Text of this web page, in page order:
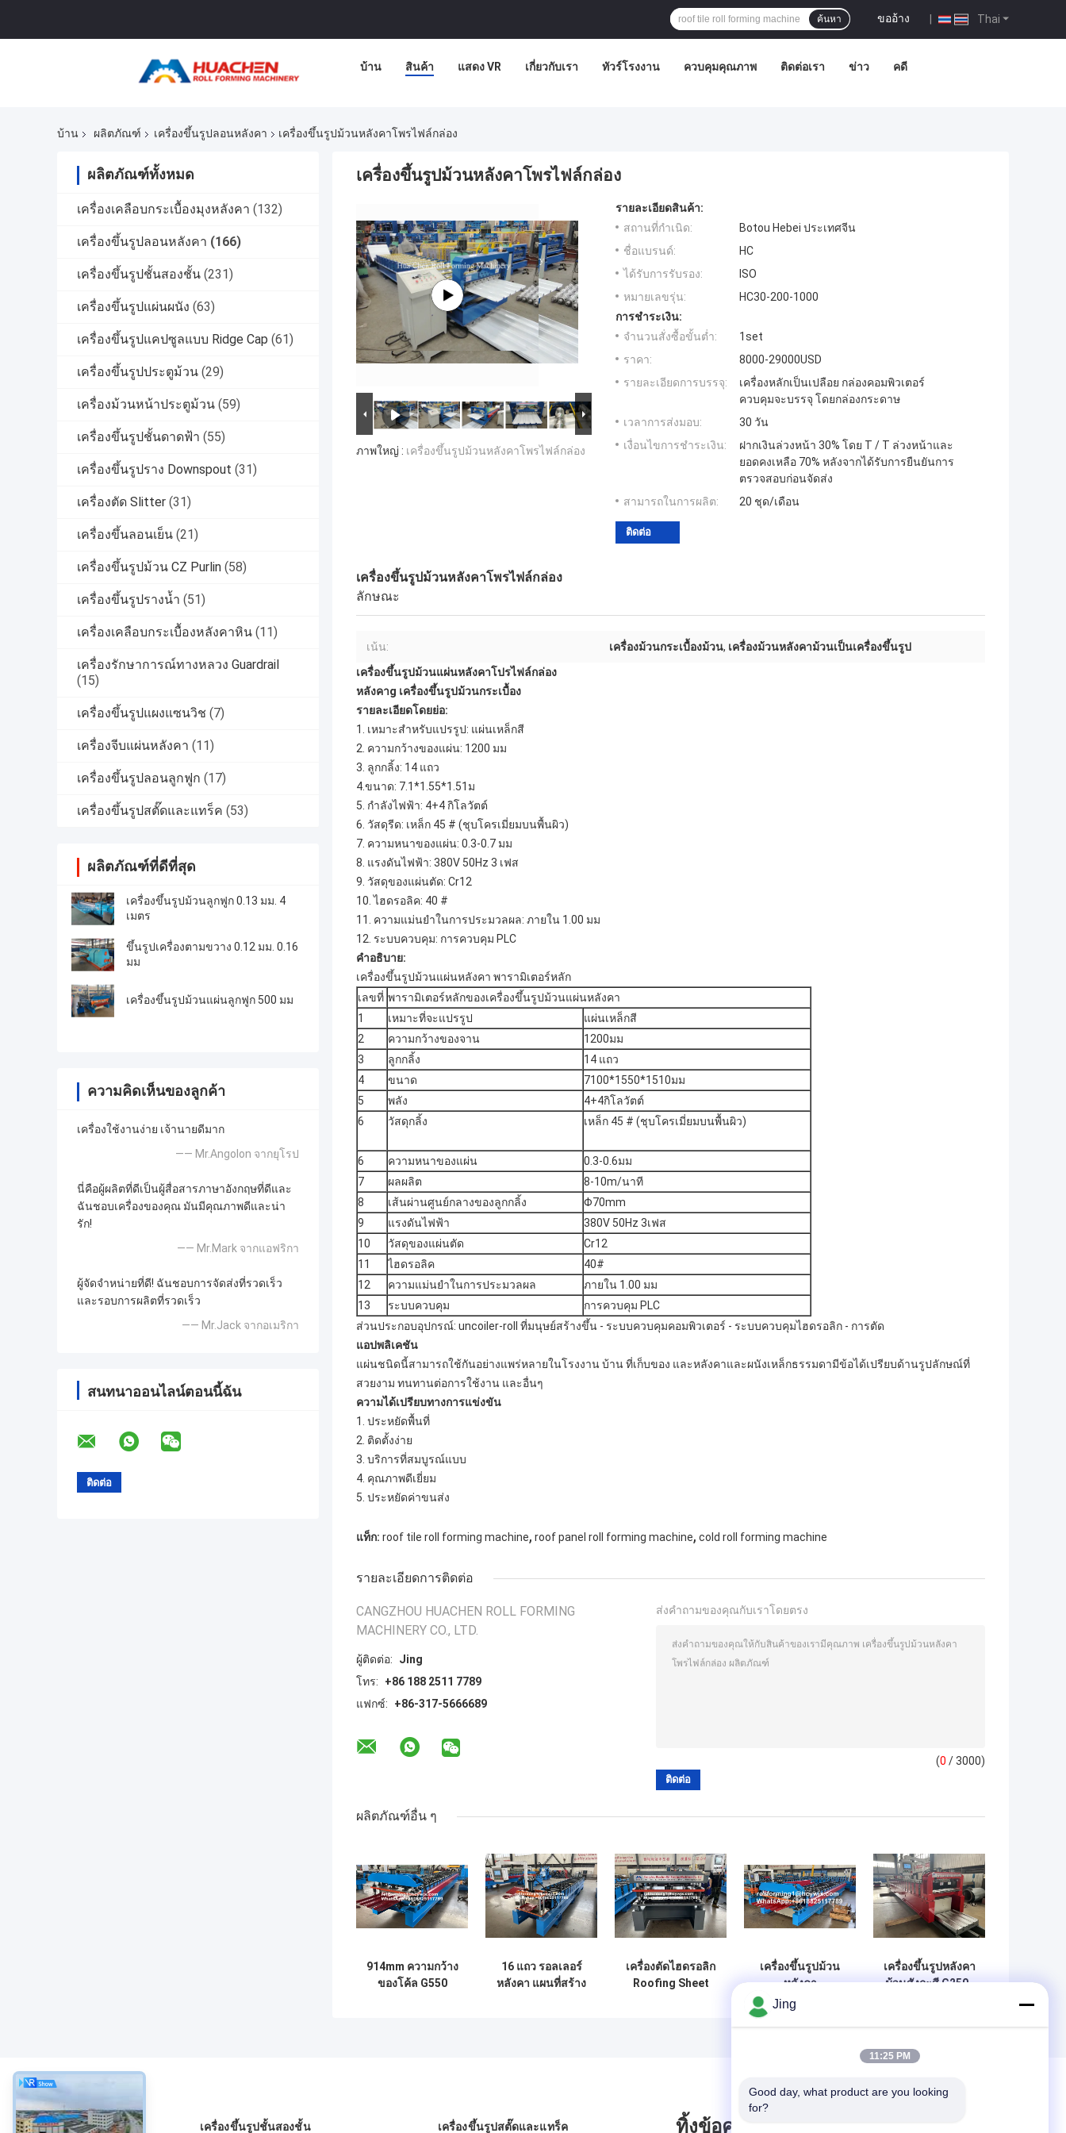
Thai
ขออ้าง |
ค้นหา
บ้าน สินค้า แสดง VR เกี่ยวกับเรา ทัวร์โรงงาน ควบคุมคุณภาพ ติดต่อเรา ข่าว คดี
บ้าน ผลิตภัณฑ์ เครื่องขึ้นรูปลอนหลังคา เครื่องขึ้นรูปม้วนหลังคาโพรไฟล์กล่อง
ผลิตภัณฑ์ทั้งหมด
เครื่องเคลือบกระเบื้องมุงหลังคา (132)
เครื่องขึ้นรูปลอนหลังคา (166)
เครื่องขึ้นรูปชั้นสองชั้น (231)
เครื่องขึ้นรูปแผ่นผนัง (63)
เครื่องขึ้นรูปแคปซูลแบบ Ridge Cap (61)
เครื่องขึ้นรูปประตูม้วน (29)
เครื่องม้วนหน้าประตูม้วน (59)
เครื่องขึ้นรูปชั้นดาดฟ้า (55)
เครื่องขึ้นรูปราง Downspout (31)
เครื่องตัด Slitter (31)
เครื่องขึ้นลอนเย็น (21)
เครื่องขึ้นรูปม้วน CZ Purlin (58)
เครื่องขึ้นรูปรางน้ำ (51)
เครื่องเคลือบกระเบื้องหลังคาหิน (11)
เครื่องรักษาการณ์ทางหลวง Guardrail
(15)
เครื่องขึ้นรูปแผงแซนวิช (7)
เครื่องจีบแผ่นหลังคา (11)
เครื่องขึ้นรูปลอนลูกฟูก (17)
เครื่องขึ้นรูปสตั๊ดและแทร็ค (53)
ผลิตภัณฑ์ที่ดีที่สุด
เครื่องขึ้นรูปม้วนลูกฟูก 0.13 มม. 4
เมตร
ขึ้นรูปเครื่องตามขวาง 0.12 มม. 0.16
มม
เครื่องขึ้นรูปม้วนแผ่นลูกฟูก 500 มม
ความคิดเห็นของลูกค้า
เครื่องใช้งานง่าย เจ้านายดีมาก
—— Mr.Angolon จากยุโรป
นี่คือผู้ผลิตที่ดีเป็นผู้สื่อสารภาษาอังกฤษที่ดีและ
ฉันชอบเครื่องของคุณ มันมีคุณภาพดีและน่า
รัก!
—— Mr.Mark จากแอฟริกา
ผู้จัดจำหน่ายที่ดี! ฉันชอบการจัดส่งที่รวดเร็ว
และรอบการผลิตที่รวดเร็ว
—— Mr.Jack จากอเมริกา
สนทนาออนไลน์ตอนนี้ฉัน
เครื่องขึ้นรูปม้วนหลังคาโพรไฟล์กล่อง
ภาพใหญ่ : เครื่องขึ้นรูปม้วนหลังคาโพรไฟล์กล่อง
รายละเอียดสินค้า:
สถานที่กำเนิด:
Botou Hebei ประเทศจีน
ชื่อแบรนด์:
HC
ได้รับการรับรอง:
ISO
หมายเลขรุ่น:
HC30-200-1000
การชำระเงิน:
จำนวนสั่งซื้อขั้นต่ำ:
1set
ราคา:
8000-29000USD
รายละเอียดการบรรจุ:
เครื่องหลักเป็นเปลือย กล่องคอมพิวเตอร์
ควบคุมจะบรรจุ โดยกล่องกระดาษ
เวลาการส่งมอบ:
30 วัน
เงื่อนไขการชำระเงิน:
ฝากเงินล่วงหน้า 30% โดย T / T ล่วงหน้าและ
ยอดคงเหลือ 70% หลังจากได้รับการยืนยันการ
ตรวจสอบก่อนจัดส่ง
สามารถในการผลิต:
20 ชุด/เดือน
ติดต่อ
เครื่องขึ้นรูปม้วนหลังคาโพรไฟล์กล่อง
ลักษณะ
เน้น: เครื่องม้วนกระเบื้องม้วน, เครื่องม้วนหลังคาม้วนเป็นเครื่องขึ้นรูป
เครื่องขึ้นรูปม้วนแผ่นหลังคาโปรไฟล์กล่อง
หลังคาg เครื่องขึ้นรูปม้วนกระเบื้อง
รายละเอียดโดยย่อ:
1. เหมาะสำหรับแปรรูป: แผ่นเหล็กสี
2. ความกว้างของแผ่น: 1200 มม
3. ลูกกลิ้ง: 14 แถว
4.ขนาด: 7.1*1.55*1.51ม
5. กำลังไฟฟ้า: 4+4 กิโลวัตต์
6. วัสดุรีด: เหล็ก 45 # (ชุบโครเมี่ยมบนพื้นผิว)
7. ความหนาของแผ่น: 0.3-0.7 มม
8. แรงดันไฟฟ้า: 380V 50Hz 3 เฟส
9. วัสดุของแผ่นตัด: Cr12
10. ไฮดรอลิค: 40 #
11. ความแม่นยำในการประมวลผล: ภายใน 1.00 มม
12. ระบบควบคุม: การควบคุม PLC
คำอธิบาย:
เครื่องขึ้นรูปม้วนแผ่นหลังคา พารามิเตอร์หลัก
เลขที่ พารามิเตอร์หลักของเครื่องขึ้นรูปม้วนแผ่นหลังคา
1
เหมาะที่จะแปรรูป
แผ่นเหล็กสี
2
ความกว้างของจาน
1200มม
3
ลูกกลิ้ง
14 แถว
4
ขนาด
7100*1550*1510มม
5
พลัง
4+4กิโลวัตต์
6
วัสดุกลิ้ง เหล็ก 45 # (ชุบโครเมี่ยมบนพื้นผิว)
6 ความหนาของแผ่น
0.3-0.6มม
7
ผลผลิต
8-10m/นาที
8
เส้นผ่านศูนย์กลางของลูกกลิ้ง
Φ70mm
9
แรงดันไฟฟ้า
380V 50Hz 3เฟส
10
วัสดุของแผ่นตัด
Cr12
11
ไฮดรอลิค
40#
12
ความแม่นยำในการประมวลผล
ภายใน 1.00 มม
13
ระบบควบคุม
การควบคุม PLC
ส่วนประกอบอุปกรณ์: uncoiler-roll ที่มนุษย์สร้างขึ้น - ระบบควบคุมคอมพิวเตอร์ - ระบบควบคุมไฮดรอลิก - การตัด
แอปพลิเคชัน
แผ่นชนิดนี้สามารถใช้กันอย่างแพร่หลายในโรงงาน บ้าน ที่เก็บของ และหลังคาและผนังเหล็กธรรมดามีข้อได้เปรียบด้านรูปลักษณ์ที่
สวยงาม ทนทานต่อการใช้งาน และอื่นๆ
ความได้เปรียบทางการแข่งขัน
1. ประหยัดพื้นที่
2. ติดตั้งง่าย
3. บริการที่สมบูรณ์แบบ
4. คุณภาพดีเยี่ยม
5. ประหยัดค่าขนส่ง
แท็ก: roof tile roll forming machine, roof panel roll forming machine, cold roll forming machine
รายละเอียดการติดต่อ
CANGZHOU HUACHEN ROLL FORMING
MACHINERY CO., LTD.
ผู้ติดต่อ:
Jing
โทร:
+86 188 2511 7789
แฟกซ์:
+86-317-5666689
ส่งคำถามของคุณกับเราโดยตรง
(0 / 3000)
ผลิตภัณฑ์อื่น ๆ
914mm ความกว้าง
ของโค้ล G550
16 แถว รอลเลอร์
หลังคา แผนที่สร้าง
เครื่องตัดไฮดรอลิก
Roofing Sheet
เครื่องขึ้นรูปม้วน
หลังคา
Perfiladeira
Trapeze 40 สำหรับ
เครื่องขึ้นรูปหลังคา
ม้วนสังกะสี G250-
เกี่ยวกับ เครื่องขึ้นรูปชั้นสองชั้น เครื่องขึ้นรูปสตั๊ดและแทร็ค ทิ้งข้อความไว้
Jing
11:25 PM
Good day, what product are you looking
for?